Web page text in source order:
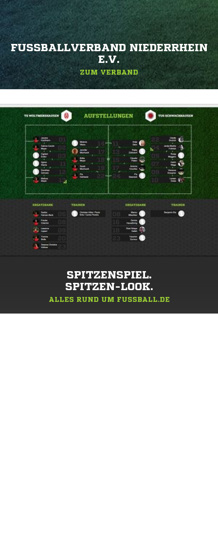
FUSSBALLVERBAND NIEDERRHEIN E
.V.
ZUM VERBAND
SPITZENSPIEL.
SPITZEN-LOOK.
ALLES RUND UM FUSSBALL.DE